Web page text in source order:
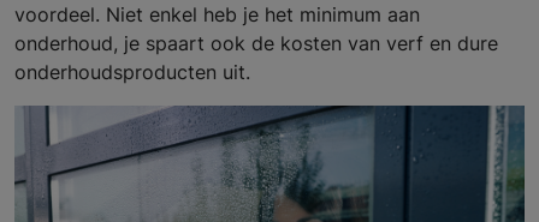
voordeel. Niet enkel heb je het minimum aan
onderhoud, je spaart ook de kosten van verf en dure
onderhoudsproducten uit.